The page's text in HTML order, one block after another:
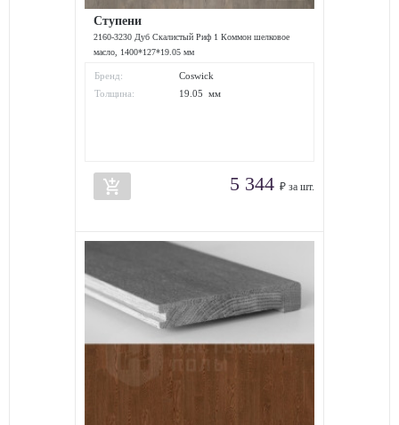
Ступени
2160-3230 Дуб Скалистый Риф 1 Коммон шелковое
масло, 1400*127*19.05 мм
Бренд:
Coswick
Толщина:
19.05 мм
add_shopping_cart 5 344 ₽ за шт.